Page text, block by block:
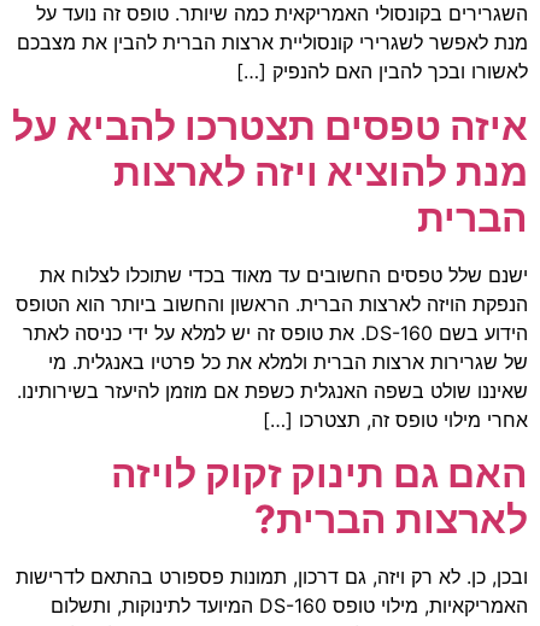
השגרירים בקונסולי האמריקאית כמה שיותר. טופס זה נועד על
מנת לאפשר לשגרירי קונסוליית ארצות הברית להבין את מצבכם
לאשורו ובכך להבין האם להנפיק […]
איזה טפסים תצטרכו להביא על
מנת להוציא ויזה לארצות
הברית
ישנם שלל טפסים החשובים עד מאוד בכדי שתוכלו לצלוח את
הנפקת הויזה לארצות הברית. הראשון והחשוב ביותר הוא הטופס
הידוע בשם DS-160. את טופס זה יש למלא על ידי כניסה לאתר
של שגרירות ארצות הברית ולמלא את כל פרטיו באנגלית. מי
שאיננו שולט בשפה האנגלית כשפת אם מוזמן להיעזר בשירותינו.
אחרי מילוי טופס זה, תצטרכו […]
האם גם תינוק זקוק לויזה
לארצות הברית?
ובכן, כן. לא רק ויזה, גם דרכון, תמונות פספורט בהתאם לדרישות
האמריקאיות, מילוי טופס DS-160 המיועד לתינוקות, ותשלום